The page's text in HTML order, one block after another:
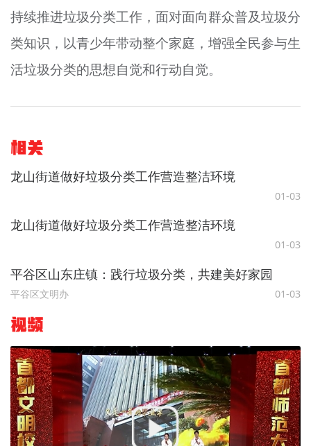
持续推进垃圾分类工作，面对面向群众普及垃圾分
类知识，以青少年带动整个家庭，增强全民参与生
活垃圾分类的思想自觉和行动自觉。
相关
龙山街道做好垃圾分类工作营造整洁环境
01-03
龙山街道做好垃圾分类工作营造整洁环境
01-03
平谷区山东庄镇：践行垃圾分类，共建美好家园
平谷区文明办 01-03
视频